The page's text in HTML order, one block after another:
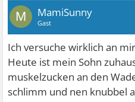
M MamiSunny
Gast
Ich versuche wirklich an
Heute ist mein Sohn
muskelzucken an den
schlimm und nen knubbel